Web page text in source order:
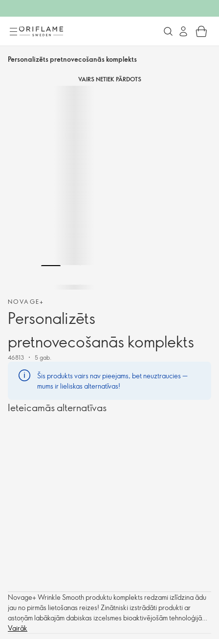
Personalizēts pretnovecošanās komplekts
VAIRS NETIEK PĀRDOTS
NOVAGE+
Personalizēts
pretnovecošanās komplekts
46813 5 gab.
Šis produkts vairs nav pieejams, bet neuztraucies —
mums ir lieliskas alternatīvas!
Ieteicamās alternatīvas
Novage+ Wrinkle Smooth produktu komplekts redzami izlīdzina ādu
jau no pirmās lietošanas reizes! Zinātniski izstrādāti produkti ar
astoņām labākajām dabiskas izcelsmes bioaktivējošām tehnoloģijām,
kas darbojas roku rokā, lai novērstu vairākas novecošanas pazīmes,
Vairāk